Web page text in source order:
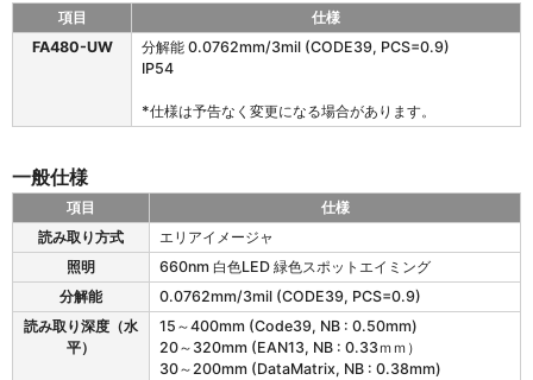
0
U
W
様
項目
仕様
FA480-UW
分解能 0.0762mm/3mil (CODE39, PCS=0.9)
IP54
*仕様は予告なく変更になる場合があります。
一般仕様
A
0
項目
仕様
読み取り方式
エリアイメージャ
照明
660nm 白色LED 緑色スポットエイミング
分解能
0.0762mm/3mil (CODE39, PCS=0.9)
読み取り深度（水
平）
15～400mm (Code39, NB : 0.50mm)
20～320mm (EAN13, NB : 0.33ｍｍ）
30～200mm (DataMatrix, NB : 0.38mm)